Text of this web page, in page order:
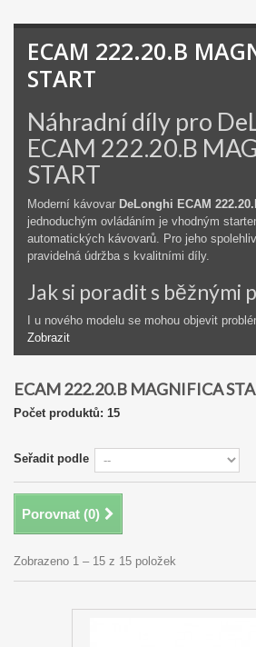
ECAM 222.20.B
START
Náhradní díly pro
ECAM 222.20.B
START
Moderní kávovar DeLonghi ECAM
jednoduchým ovládáním je vhodným
automatických kávovarů. Pro jeho
pravidelná údržba s kvalitními díly.
Jak si poradit s běžnými
I u nového modelu se mohou objevit
Zobrazit
ECAM 222.20.B MAGNIFICA
Počet produktů: 15
Seřadit podle
Porovnat (0)
Zobrazeno 1 – 15 z 15 položek